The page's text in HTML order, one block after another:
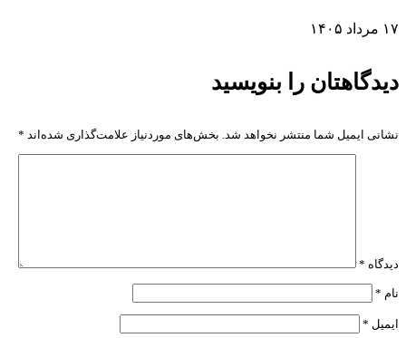
۱۷ مرداد ۱۴۰۵
دیدگاهتان را بنویسید
نشانی ایمیل شما منتشر نخواهد شد. بخش‌های موردنیاز علامت‌گذاری شده‌اند *
دیدگاه *
نام *
ایمیل *